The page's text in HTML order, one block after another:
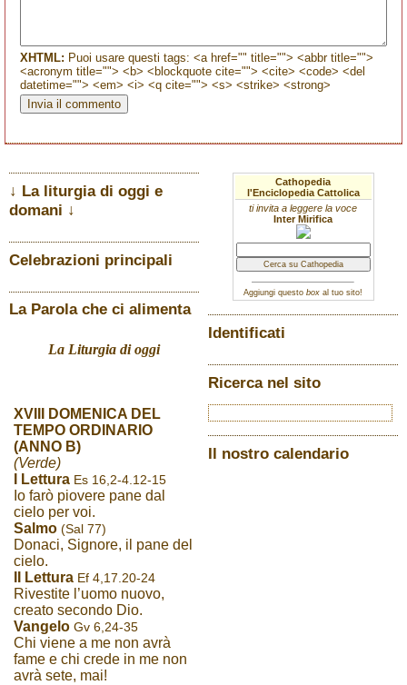
XHTML: Puoi usare questi tags: <a href="" title=""> <abbr title="">
<acronym title=""> <b> <blockquote cite=""> <cite> <code> <del
datetime=""> <em> <i> <q cite=""> <s> <strike> <strong>
↓ La liturgia di oggi e
domani ↓
Celebrazioni principali
La Parola che ci alimenta
La Liturgia di oggi
XVIII DOMENICA DEL
TEMPO ORDINARIO
(ANNO B)
(Verde)
I Lettura Es 16,2-4.12-15
Io farò piovere pane dal
cielo per voi.
Salmo (Sal 77)
Donaci, Signore, il pane del
cielo.
II Lettura Ef 4,17.20-24
Rivestite l’uomo nuovo,
creato secondo Dio.
Vangelo Gv 6,24-35
Chi viene a me non avrà
fame e chi crede in me non
avrà sete, mai!
Cathopedia
l'Enciclopedia Cattolica
ti invita a leggere la voce
Inter Mirifica
Aggiungi questo box al tuo sito!
Identificati
Ricerca nel sito
Il nostro calendario